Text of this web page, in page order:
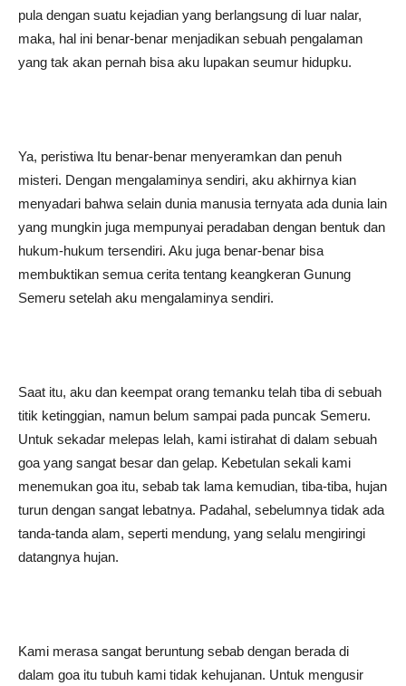
pula dengan suatu kejadian yang berlangsung di luar nalar,
maka, hal ini benar-benar menjadikan sebuah pengalaman
yang tak akan pernah bisa aku lupakan seumur hidupku.
Ya, peristiwa Itu benar-benar menyeramkan dan penuh
misteri. Dengan mengalaminya sendiri, aku akhirnya kian
menyadari bahwa selain dunia manusia ternyata ada dunia lain
yang mungkin juga mempunyai peradaban dengan bentuk dan
hukum-hukum tersendiri. Aku juga benar-benar bisa
membuktikan semua cerita tentang keangkeran Gunung
Semeru setelah aku mengalaminya sendiri.
Saat itu, aku dan keempat orang temanku telah tiba di sebuah
titik ketinggian, namun belum sampai pada puncak Semeru.
Untuk sekadar melepas lelah, kami istirahat di dalam sebuah
goa yang sangat besar dan gelap. Kebetulan sekali kami
menemukan goa itu, sebab tak lama kemudian, tiba-tiba, hujan
turun dengan sangat lebatnya. Padahal, sebelumnya tidak ada
tanda-tanda alam, seperti mendung, yang selalu mengiringi
datangnya hujan.
Kami merasa sangat beruntung sebab dengan berada di
dalam goa itu tubuh kami tidak kehujanan. Untuk mengusir